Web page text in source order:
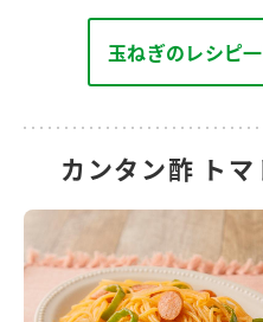
玉ねぎのレシピ
カンタン酢 ト